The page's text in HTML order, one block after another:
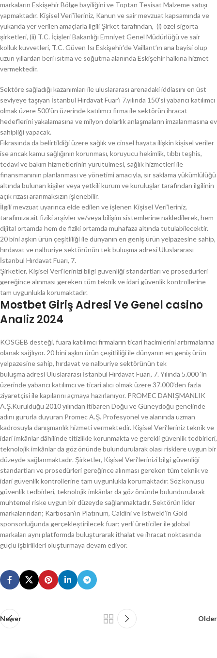
markaların Eskişehir Bölge bayiliğini ve Toptan Tesisat Malzeme satışı
yapmaktadır. Kişisel Veri’ileriniz, Kanun ve sair mevzuat kapsamında ve
yukarıda yer verilen amaçlarla ilgili Şirket tarafından, (i) özel sigorta
şirketleri, (ii) T.C. İçişleri Bakanlığı Emniyet Genel Müdürlüğü ve sair
kolluk kuvvetleri, T.C. Güven Isı Eskişehir’de Vaillant’ın ana bayisi olup
uzun yıllardan beri ısıtma ve soğutma alanında Eskişehir halkına hizmet
vermektedir.
Sektöre sağladığı kazanımları ile uluslararası arenadaki iddiasını en üst
seviyeye taşıyan İstanbul Hırdavat Fuar’ı 7.yılında 150’si yabancı katılımcı
olmak üzere 500’ün üzerinde katılımcı firma ile sektörün ihracat
hedeflerini yakalamasına ve milyon dolarlık anlaşmaların imzalanmasına ev
sahipliği yapacak.
Fıkrasında da belirtildiği üzere sağlık ve cinsel hayata ilişkin kişisel veriler
ise ancak kamu sağlığının korunması, koruyucu hekimlik, tıbbı teşhis,
tedavi ve bakım hizmetlerinin yürütülmesi, sağlık hizmetleri ile
finansmanının planlanması ve yönetimi amacıyla, sır saklama yükümlülüğü
altında bulunan kişiler veya yetkili kurum ve kuruluşlar tarafından ilgilinin
açık rızası aranmaksızın işlenebilir.
İlgili mevzuat uyarınca elde edilen ve işlenen Kişisel Veri’leriniz,
tarafımıza ait fiziki arşivler ve/veya bilişim sistemlerine nakledilerek, hem
dijital ortamda hem de fiziki ortamda muhafaza altında tutulabilecektir.
20 bini aşkın ürün çeşitliliği ile dünyanın en geniş ürün yelpazesine sahip,
hırdavat ve nalburiye sektörünün tek buluşma adresi Uluslararası
İstanbul Hırdavat Fuarı, 7.
Şirketler, Kişisel Veri’lerinizi bilgi güvenliği standartları ve prosedürleri
gereğince alınması gereken tüm teknik ve idari güvenlik kontrollerine
tam uygunlukla korumaktadır.
Mostbet Giriş Adresi Ve Genel casino
Analiz 2024
KOSGEB desteği, fuara katılımcı firmaların ticari hacimlerini artırmalarına
olanak sağlıyor. 20 bini aşkın ürün çeşitliliği ile dünyanın en geniş ürün
yelpazesine sahip, hırdavat ve nalburiye sektörünün tek
buluşma adresi Uluslararası İstanbul Hırdavat Fuarı, 7. Yılında 5.000 ‘in
üzerinde yabancı katılımcı ve ticari alıcı olmak üzere 37.000’den fazla
ziyaretçisi ile kapılarını açmaya hazırlanıyor. PROMEC DANIŞMANLIK
A.Ş.Kurulduğu 2010 yılından itibaren Doğu ve Güneydoğu genelinde
adını gururla duyuran Promec A.Ş. Profesyonel ve alanında uzman
kadrosuyla danışmanlık hizmeti vermektedir. Kişisel Veri’leriniz teknik ve
idari imkânlar dâhilinde titizlikle korunmakta ve gerekli güvenlik tedbirleri,
teknolojik imkânlar da göz önünde bulundurularak olası risklere uygun bir
düzeyde sağlanmaktadır. Şirketler, Kişisel Veri’lerinizi bilgi güvenliği
standartları ve prosedürleri gereğince alınması gereken tüm teknik ve
idari güvenlik kontrollerine tam uygunlukla korumaktadır. Söz konusu
güvenlik tedbirleri, teknolojik imkânlar da göz önünde bulundurularak
muhtemel riske uygun bir düzeyde sağlanmaktadır. Sektörün lider
markalarından; Karbosan’ın Platınum, Caldini ve İstweld’in Gold
sponsorluğunda gerçekleştirilecek fuar; yerli üreticiler ile global
markaları aynı platformda buluşturarak ithalat ve ihracat noktasında
güçlü işbirlikleri oluşturmaya devam ediyor.
Newer Older